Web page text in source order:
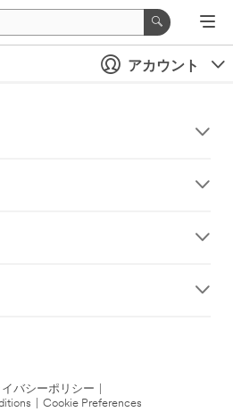
アカウント
イバシーポリシー
Cookie Preferences